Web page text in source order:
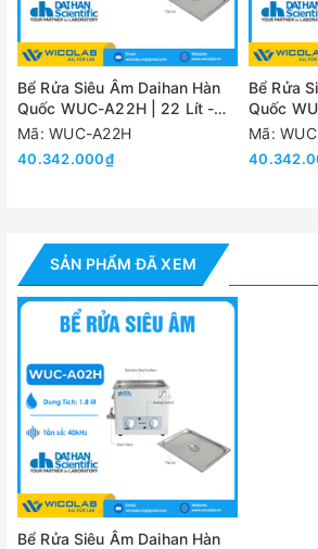
(WxDxH)
Đóng gói
Khối lượng (NW/GW)
Công suất tiêu thụ
Bể Rửa Siêu Âm Daihan Hàn
Quốc WUC-A22H | 22 Lít -
Kiểu Cơ
Mã: WUC-A22H
40.342.000₫
Bể Rửa
Quốc
Kiểu Cơ
Mã:
SẢN PHẨM ĐÃ XEM
Bể Rửa Siêu Âm Daihan Hàn